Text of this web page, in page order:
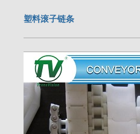
塑料滚子链条